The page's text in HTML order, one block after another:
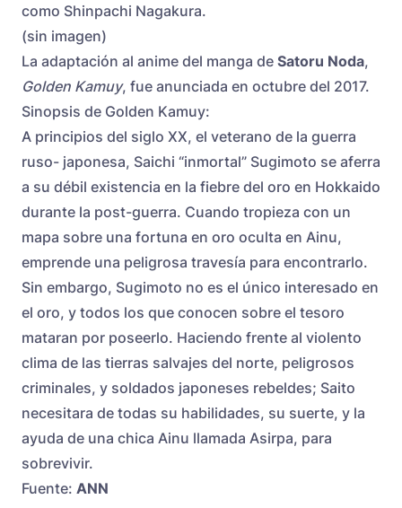
como Shinpachi Nagakura.
(sin imagen)
La adaptación al anime del manga de Satoru Noda,
Golden Kamuy, fue anunciada en octubre del 2017.
Sinopsis de Golden Kamuy:
A principios del siglo XX, el veterano de la guerra
ruso- japonesa, Saichi “inmortal” Sugimoto se aferra
a su débil existencia en la fiebre del oro en Hokkaido
durante la post-guerra. Cuando tropieza con un
mapa sobre una fortuna en oro oculta en Ainu,
emprende una peligrosa travesía para encontrarlo.
Sin embargo, Sugimoto no es el único interesado en
el oro, y todos los que conocen sobre el tesoro
mataran por poseerlo. Haciendo frente al violento
clima de las tierras salvajes del norte, peligrosos
criminales, y soldados japoneses rebeldes; Saito
necesitara de todas su habilidades, su suerte, y la
ayuda de una chica Ainu llamada Asirpa, para
sobrevivir.
Fuente: ANN